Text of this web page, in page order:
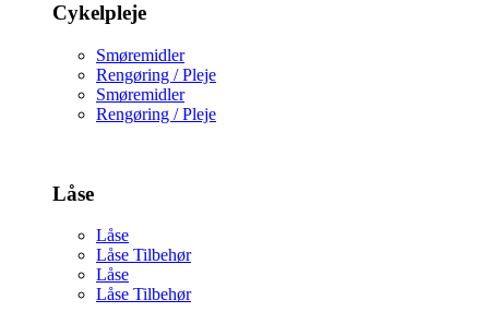
Cykelpleje
Smøremidler
Rengøring / Pleje
Smøremidler
Rengøring / Pleje
Låse
Låse
Låse Tilbehør
Låse
Låse Tilbehør